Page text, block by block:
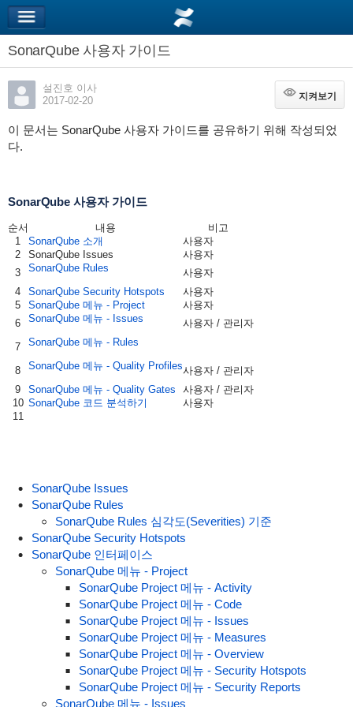
SonarQube 사용자 가이드
설진호 이사
2017-02-20
지켜보기
지켜보기
이 문서는 SonarQube 사용자 가이드를 공유하기 위해 작성되었
다.
SonarQube 사용자 가이드
순서 내용
비고
1
SonarQube 소개
사용자
2
SonarQube Issues
사용자
3
SonarQube Rules
사용자
4
SonarQube Security Hotspots
사용자
5
SonarQube 메뉴 - Project
사용자
6
SonarQube 메뉴 - Issues
사용자 / 관리자
7
SonarQube 메뉴 - Rules
8 SonarQube 메뉴 - Quality Profiles사용자 / 관리자
9
SonarQube 메뉴 - Quality Gates
사용자 / 관리자
10 SonarQube 코드 분석하기
사용자
11
SonarQube Issues
SonarQube Rules
SonarQube Rules 심각도(Severities) 기준
SonarQube Security Hotspots
SonarQube 인터페이스
SonarQube 메뉴 - Project
SonarQube Project 메뉴 - Activity
SonarQube Project 메뉴 - Code
SonarQube Project 메뉴 - Issues
SonarQube Project 메뉴 - Measures
SonarQube Project 메뉴 - Overview
SonarQube Project 메뉴 - Security Hotspots
SonarQube Project 메뉴 - Security Reports
SonarQube 메뉴 - Issues